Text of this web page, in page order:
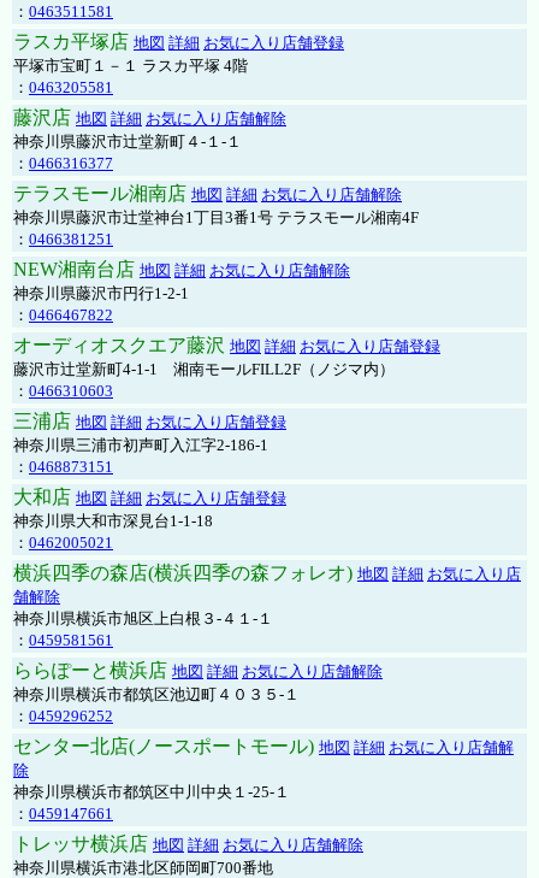
： 0463511581
ラスカ平塚店 地図 詳細 お気に入り店舗登録
平塚市宝町１－１ ラスカ平塚 4階
： 0463205581
藤沢店 地図 詳細 お気に入り店舗解除
神奈川県藤沢市辻堂新町４-１-１
： 0466316377
テラスモール湘南店 地図 詳細 お気に入り店舗解除
神奈川県藤沢市辻堂神台1丁目3番1号 テラスモール湘南4F
： 0466381251
NEW湘南台店 地図 詳細 お気に入り店舗解除
神奈川県藤沢市円行1-2-1
： 0466467822
オーディオスクエア藤沢 地図 詳細 お気に入り店舗登録
藤沢市辻堂新町4-1-1 湘南モールFILL2F（ノジマ内）
： 0466310603
三浦店 地図 詳細 お気に入り店舗登録
神奈川県三浦市初声町入江字2-186-1
： 0468873151
大和店 地図 詳細 お気に入り店舗登録
神奈川県大和市深見台1-1-18
： 0462005021
横浜四季の森店(横浜四季の森フォレオ) 地図 詳細 お気に入り店
舗解除
神奈川県横浜市旭区上白根３-４１-１
： 0459581561
ららぽーと横浜店 地図 詳細 お気に入り店舗解除
神奈川県横浜市都筑区池辺町４０３５-１
： 0459296252
センター北店(ノースポートモール) 地図 詳細 お気に入り店舗解
除
神奈川県横浜市都筑区中川中央１-25-１
： 0459147661
トレッサ横浜店 地図 詳細 お気に入り店舗解除
神奈川県横浜市港北区師岡町700番地